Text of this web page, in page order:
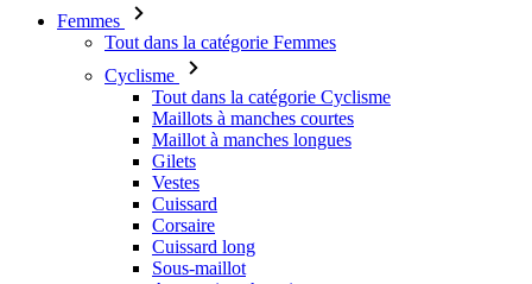
Maillot à manches longues
Gilets
Vestes
Cuissard
Corsaire
Cuissard long
Sous-maillot
Accessoires thermiques
Sous casque
Gants
Chaussettes
Accessoires